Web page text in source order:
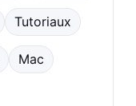
Tutoriaux
Mac